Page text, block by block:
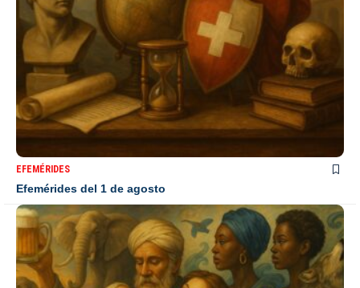
EFEMÉRIDES
Efemérides del 1 de agosto